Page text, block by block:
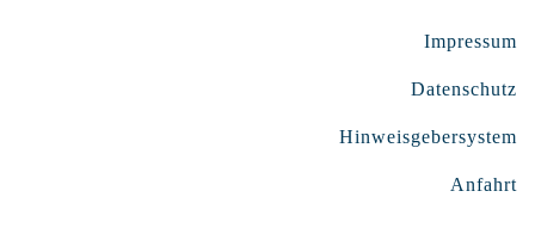
Impressum
Datenschutz
Hinweisgebersystem
Anfahrt